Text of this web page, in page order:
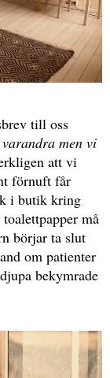
till oss
men vi
att vi
förnuft får
i butik kring
må
börjar ta slut
om patienter
bekymrade